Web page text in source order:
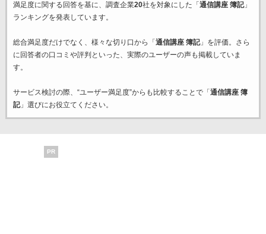
満足度に関する回答を基に、調査企業20社を対象にした「 通信講座 簿記」
ランキングを発表しています。
総合満足度だけでなく、様々な切り口から「 通信講座 簿記」を評価。さら
に回答者の口コミや評判といった、実際のユーザーの声も掲載していま
す。
サービス検討の際、“ユーザー満足度”からも比較することで「 通信講座 簿
記」選びにお役立てください。
PR